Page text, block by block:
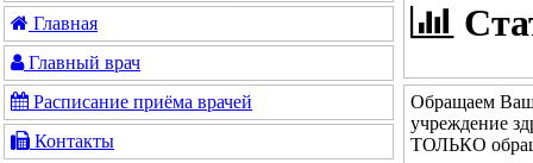
Главная
Главный врач
Расписание приёма врачей
Контакты
Обращаем
учреждение
ТОЛЬКО